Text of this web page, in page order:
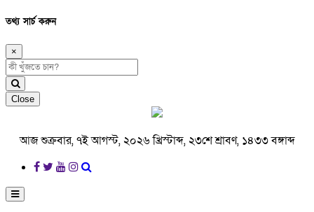
তথ্য সার্চ করুন
×
Close
আজ শুক্রবার, ৭ই আগস্ট, ২০২৬ খ্রিস্টাব্দ, ২৩শে শ্রাবণ, ১৪৩৩ বঙ্গাব্দ